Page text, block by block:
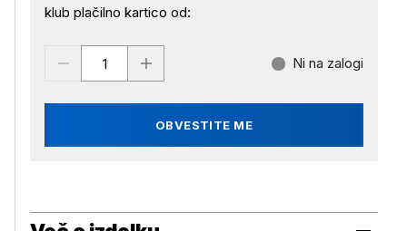
klub plačilno kartico od:
OBVESTITE ME
Ni na zalogi